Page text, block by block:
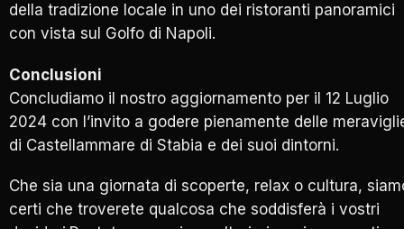
della tradizione locale in uno dei ristoranti panoramici
con vista sul Golfo di Napoli.
Conclusioni
Concludiamo il nostro aggiornamento per il 12 Luglio
2024 con l’invito a godere pienamente delle
di Castellammare di Stabia e dei suoi dintorni.
Che sia una giornata di scoperte, relax o cultura,
certi che troverete qualcosa che soddisferà i vostri